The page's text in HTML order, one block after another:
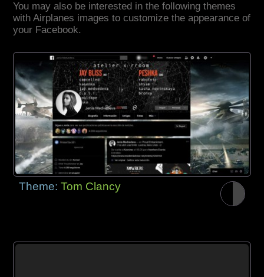
You may also be interested in the following themes
with Airplanes images to customize the appearance of
your Facebook.
Theme:Tom Clancy